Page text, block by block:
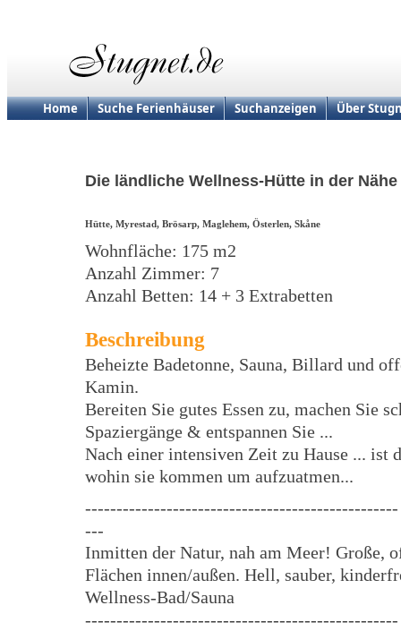
Home Suche Ferienhäuser Suchanzeigen Über
Die ländliche Wellness-Hütte in der
Hütte, Myrestad, Brösarp, Maglehem, Österlen, Skåne
Wohnfläche: 175 m2
Anzahl Zimmer: 7
Anzahl Betten: 14 + 3 Extrabetten
Beschreibung
Beheizte Badetonne, Sauna, Billard und
Kamin.
Bereiten Sie gutes Essen zu, machen Sie
Spaziergänge & entspannen Sie ...
Nach einer intensiven Zeit zu Hause ... ist
wohin sie kommen um aufzuatmen...
---
Inmitten der Natur, nah am Meer! Große,
Flächen innen/außen. Hell, sauber,
Wellness-Bad/Sauna